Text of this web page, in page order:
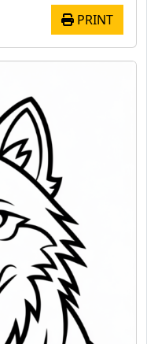
PRINT